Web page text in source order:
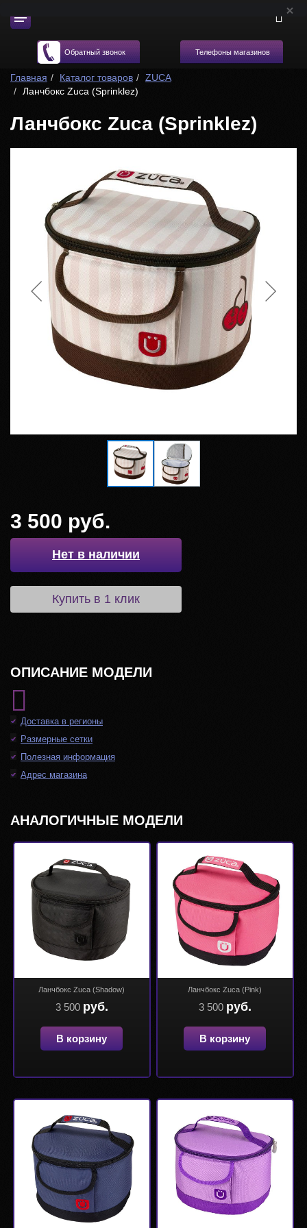
Обратный звонок Телефоны магазинов
Главная Каталог товаров
ZUCA
Ланчбокс Zuca (Sprinklez)
Ланчбокс Zuca (Sprinklez)
3 500 руб.
Нет в наличии
Купить в 1 клик
ОПИСАНИЕ МОДЕЛИ
Доставка в регионы
Размерные сетки
Полезная информация
Адрес магазина
АНАЛОГИЧНЫЕ МОДЕЛИ
Ланчбокс Zuca (Shadow)
3 500 руб.
В корзину
Ланчбокс Zuca (Pink)
3 500 руб.
В корзину